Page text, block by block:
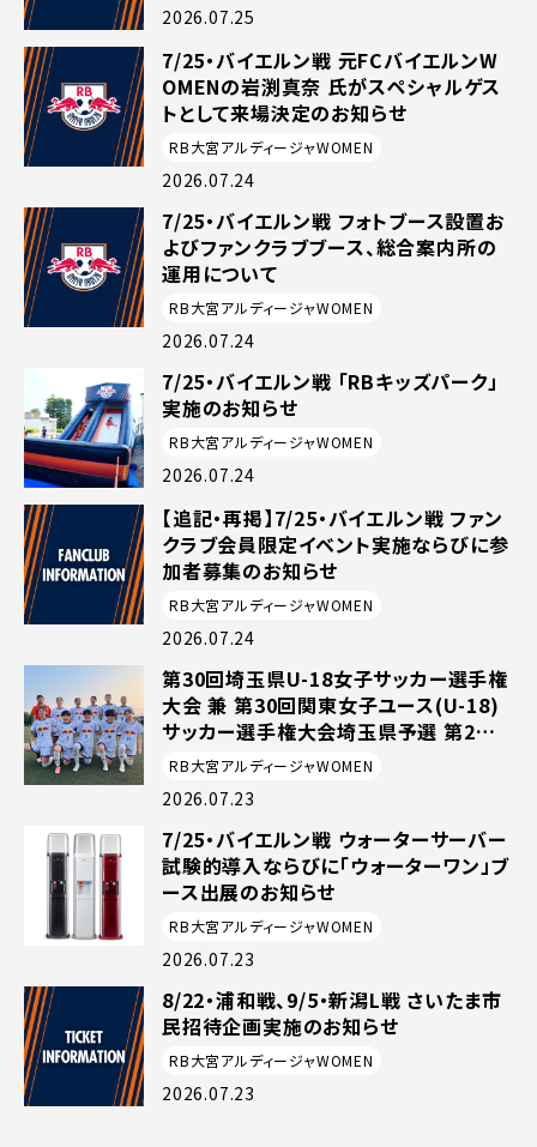
2026.07.25
7/25・バイエルン戦 元FCバイエルンW
OMENの岩渕真奈 氏がスペシャルゲス
トとして来場決定のお知らせ
RB大宮アルディージャWOMEN
2026.07.24
7/25・バイエルン戦 フォトブース設置お
よびファンクラブブース、総合案内所の
運用について
RB大宮アルディージャWOMEN
2026.07.24
7/25・バイエルン戦 「RBキッズパーク」
実施のお知らせ
RB大宮アルディージャWOMEN
2026.07.24
【追記・再掲】7/25・バイエルン戦 ファン
クラブ会員限定イベント実施ならびに参
加者募集のお知らせ
RB大宮アルディージャWOMEN
2026.07.24
第30回埼玉県U-18女子サッカー選手権
大会 兼 第30回関東女子ユース(U-18)
サッカー選手権大会埼玉県予選 第2節
(7月22日開催)の試合結果
RB大宮アルディージャWOMEN
2026.07.23
7/25・バイエルン戦 ウォーターサーバー
試験的導入ならびに「ウォーターワン」ブ
ース出展のお知らせ
RB大宮アルディージャWOMEN
2026.07.23
8/22・浦和戦、9/5・新潟L戦 さいたま市
民招待企画実施のお知らせ
RB大宮アルディージャWOMEN
2026.07.23